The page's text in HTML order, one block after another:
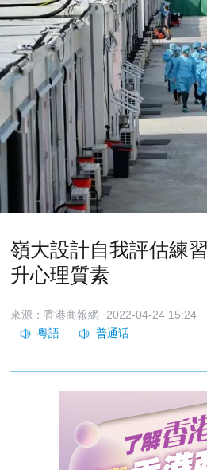
嶺大設計自我評估練
升心理質素
來源：香港商報網 2022-04-24 15:24